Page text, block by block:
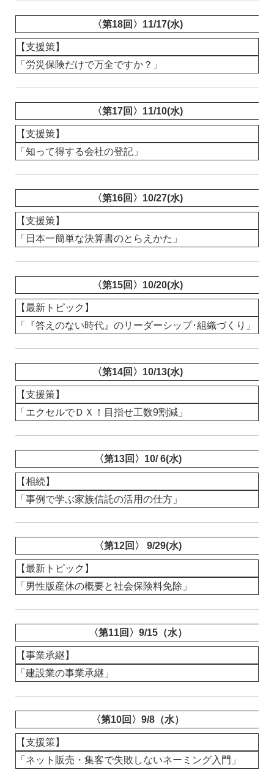
〈第18回〉11/17(水)
【支援策】
「労災保険だけで万全ですか？」
〈第17回〉11/10(水)
【支援策】
「知って得する会社の登記」
〈第16回〉10/27(水)
【支援策】
「日本一簡単な決算書のとらえかた」
〈第15回〉10/20(水)
【最新トピック】
「『答えのない時代』のリーダーシップ･組織づくり」
〈第14回〉10/13(水)
【支援策】
「エクセルでＤＸ！目指せ工数9割減」
〈第13回〉10/ 6(水)
【相続】
「事例で学ぶ家族信託の活用の仕方」
〈第12回〉 9/29(水)
【最新トピック】
「男性版産休の概要と社会保険料免除」
〈第11回〉9/15（水）
【事業承継】
「建設業の事業承継」
〈第10回〉9/8（水）
【支援策】
「ネット販売・集客で失敗しないネーミング入門」